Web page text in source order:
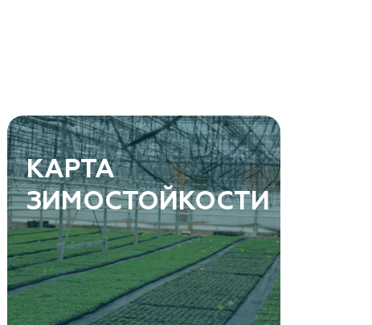
КАРТА
ЗИМОСТОЙКОСТИ